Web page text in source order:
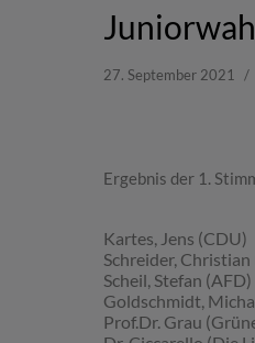
27. September 2021
Ergebnis der 1.
Kartes, Jens (CDU)
Schreider, Christian
Scheil, Stefan (AFD)
Goldschmidt,
Prof.Dr. Grau